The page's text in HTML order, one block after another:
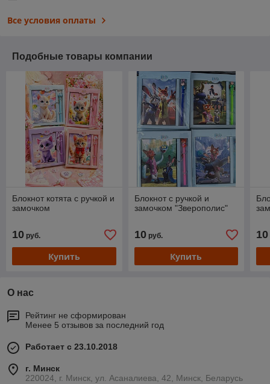
Все условия оплаты
Подобные товары компании
Блокнот котята с ручкой и
замочком
10 руб.
Купить
Блокнот с ручкой и
замочком "Зверополис"
10руб.
Купить
10
О нас
Рейтинг не сформирован
Менее 5 отзывов за последний год
Работает с 23.10.2018
г. Минск
220024, г. Минск, ул. Асаналиева, 42, Минск, Беларусь